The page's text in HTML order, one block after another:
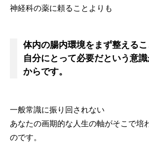
神経科の薬に頼ることよりも
体内の腸内環境をまず整える
自分にとって必要だという意
からです。
一般常識に振り回されない
あなたの画期的な人生の軸がそこで培
のです。